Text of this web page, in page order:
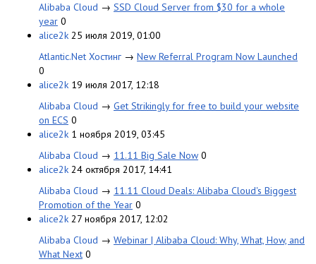
Alibaba Cloud → SSD Cloud Server from $30 for a whole
year 0
alice2k 25 июля 2019, 01:00
Atlantic.Net Хостинг → New Referral Program Now Launched
0
alice2k 19 июля 2017, 12:18
Alibaba Cloud → Get Strikingly for free to build your website
on ECS 0
alice2k 1 ноября 2019, 03:45
Alibaba Cloud → 11.11 Big Sale Now 0
alice2k 24 октября 2017, 14:41
Alibaba Cloud → 11.11 Cloud Deals: Alibaba Cloud's Biggest
Promotion of the Year 0
alice2k 27 ноября 2017, 12:02
Alibaba Cloud → Webinar | Alibaba Cloud: Why, What, How, and
What Next 0